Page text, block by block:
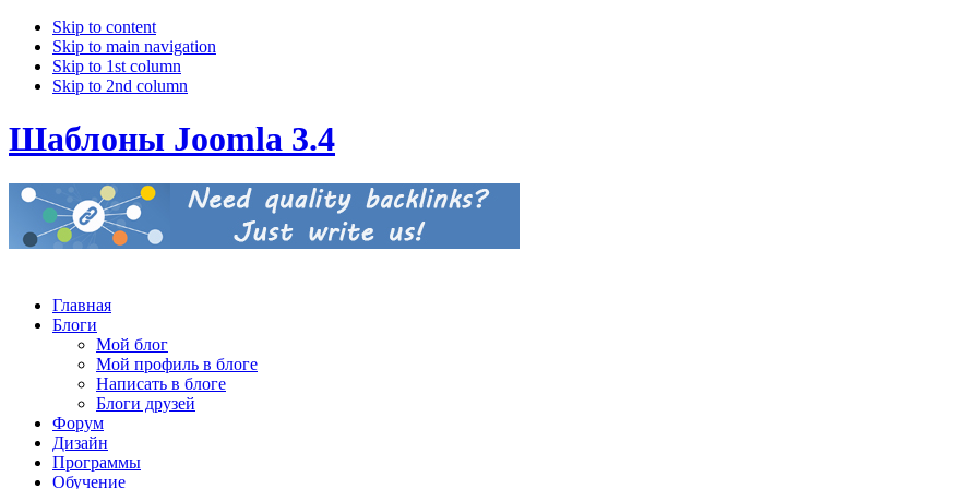
Skip to content
Skip to main navigation
Skip to 1st column
Skip to 2nd column
Шаблоны Joomla 3.4
Главная
Блоги
Мой блог
Мой профиль в блоге
Написать в блоге
Блоги друзей
Форум
Дизайн
Программы
Обучение